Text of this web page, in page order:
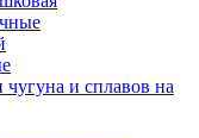
и сплавов на